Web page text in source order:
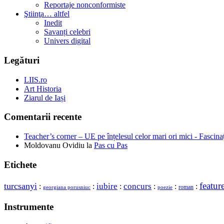
Reportaje nonconformiste
Ştiinţa… altfel
Inedit
Savanți celebri
Univers digital
Legături
LIIS.ro
Art Historia
Ziarul de Iași
Comentarii recente
Teacher’s corner – UE pe înțelesul celor mari ori mici -
Moldovanu Ovidiu la Pas cu Pas
Etichete
turcsanyi : georgiana porusniuc : iubire : concurs : poezie : roman :
Instrumente